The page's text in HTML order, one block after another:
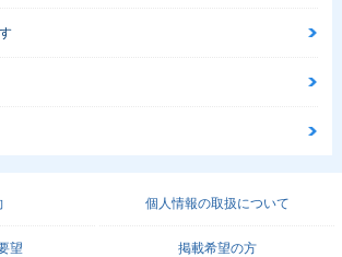
個人情報の取扱について
望 掲載希望の方